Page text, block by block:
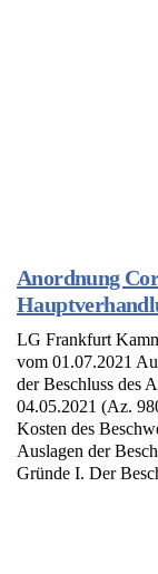
Anordnung
LG Frankfurt
vom 01.07.2021
der Beschluss des
04.05.2021 (Az.
Kosten des
Auslagen der
Gründe I. Der